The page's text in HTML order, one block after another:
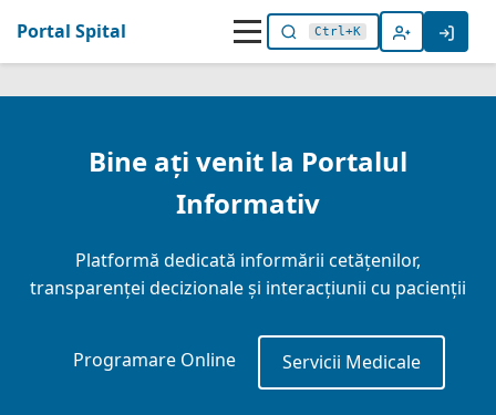
Portal Spital Ctrl+K
Bine ați venit la Portalul
Informativ
Platformă dedicată informării cetățenilor,
transparenței decizionale și interacțiunii cu pacienții
Programare Online Servicii Medicale